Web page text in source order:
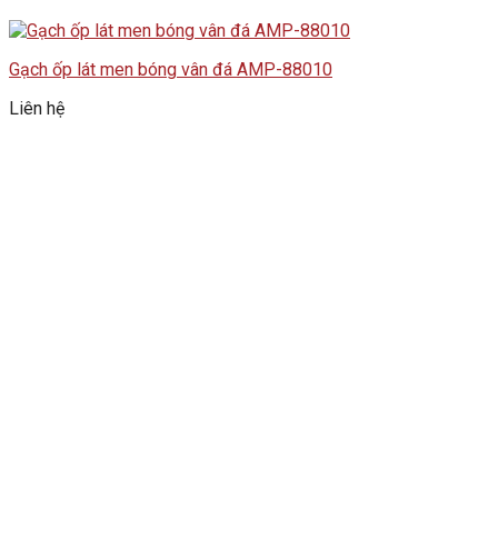
Gạch ốp lát men bóng vân đá AMP-88010
Liên hệ